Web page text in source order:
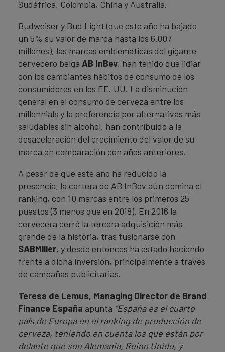
Sudáfrica, Colombia, China y Australia.
Budweiser y Bud Light (que este año ha bajado
un 5% su valor de marca hasta los 6.007
millones), las marcas emblemáticas del gigante
cervecero belga AB InBev, han tenido que lidiar
con los cambiantes hábitos de consumo de los
consumidores en los EE. UU. La disminución
general en el consumo de cerveza entre los
millennials y la preferencia por alternativas más
saludables sin alcohol, han contribuido a la
desaceleración del crecimiento del valor de su
marca en comparación con años anteriores.
A pesar de que este año ha reducido la
presencia, la cartera de AB InBev aún domina el
ranking, con 10 marcas entre los primeros 25
puestos (3 menos que en 2018). En 2016 la
cervecera cerró la tercera adquisición más
grande de la historia, tras fusionarse con
SABMiller, y desde entonces ha estado haciendo
frente a dicha inversión, principalmente a través
de campañas publicitarias.
Teresa de Lemus, Managing Director de Brand
Finance España apunta “España es el cuarto
país de Europa en el ranking de producción de
cerveza, teniendo en cuenta los que están por
delante que son Alemania, Reino Unido, y